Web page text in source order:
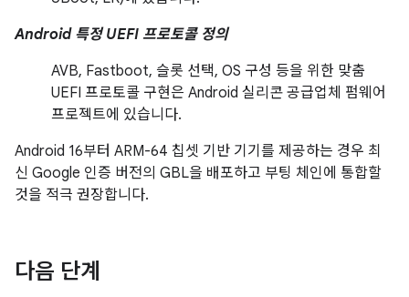
Android 특정 UEFI 프로토콜 정의
AVB, Fastboot, 슬롯 선택, OS 구성 등을 위한 맞춤
UEFI 프로토콜 구현은 Android 실리콘 공급업체 펌웨어
프로젝트에 있습니다.
Android 16부터 ARM-64 칩셋 기반 기기를 제공하는 경우 최
신 Google 인증 버전의 GBL을 배포하고 부팅 체인에 통합할
것을 적극 권장합니다.
다음 단계